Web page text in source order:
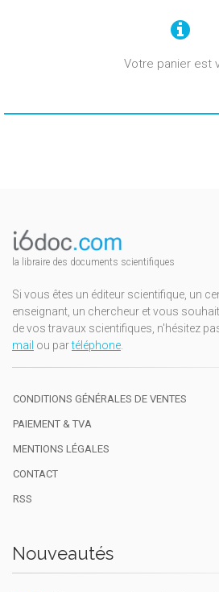
Votre panier est
la libraire des documents scientifiques
Si vous êtes un éditeur scientifique, un
enseignant, un chercheur et vous
de vos travaux scientifiques, n'hésitez
mail ou partéléphone.
CONDITIONS GÉNÉRALES DE VENTES
PAIEMENT & TVA
MENTIONS LÉGALES
CONTACT
RSS
Nouveautés